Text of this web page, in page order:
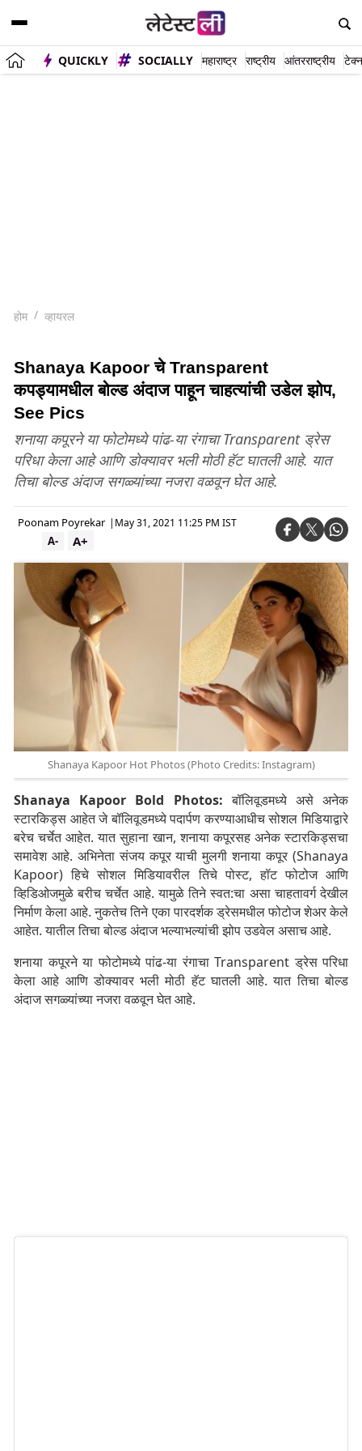
QUICKLY SOCIALLY महाराष्ट्र राष्ट्रीय आंतरराष्ट्रीय
होम व्हायरल
Shanaya Kapoor चे Transparent
कपड्यामधील बोल्ड अंदाज पाहून चाहत्यांची उडेल झोप,
See Pics
शनाया कपूरने या फोटोमध्ये पांढ-या रंगाचा Transparent ड्रेस
परिधा केला आहे आणि डोक्यावर भली मोठी हॅट घातली आहे. यात
तिचा बोल्ड अंदाज सगळ्यांच्या नजरा वळवून घेत आहे.
Poonam Poyrekar | May 31, 2021 11:25 PM IST
A+
A-
Shanaya Kapoor Hot Photos (Photo Credits: Instagram)
Shanaya Kapoor Bold Photos: बॉलिवूडमध्ये असे अनेक
स्टारकिड्स आहेत जे बॉलिवूडमध्ये पदार्पण करण्याआधीच सोशल मिडियाद्वारे
बरेच चर्चेत आहेत. यात सुहाना खान, शनाया कपूरसह अनेक स्टारकिड्सचा
समावेश आहे. अभिनेता संजय कपूर याची मुलगी शनाया कपूर (Shanaya
Kapoor) हिचे सोशल मिडियावरील तिचे पोस्ट, हॉट फोटोज आणि
व्हिडिओजमुळे बरीच चर्चेत आहे. यामुळे तिने स्वत:चा असा चाहतावर्ग देखील
निर्माण केला आहे. नुकतेच तिने एका पारदर्शक ड्रेसमधील फोटोज शेअर केले
आहेत. यातील तिचा बोल्ड अंदाज भल्याभल्यांची झोप उडवेल असाच आहे.
शनाया कपूरने या फोटोमध्ये पांढ-या रंगाचा Transparent ड्रेस परिधा
केला आहे आणि डोक्यावर भली मोठी हॅट घातली आहे. यात तिचा बोल्ड
अंदाज सगळ्यांच्या नजरा वळवून घेत आहे.